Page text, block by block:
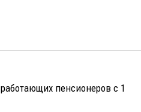
пенсионеров с 1